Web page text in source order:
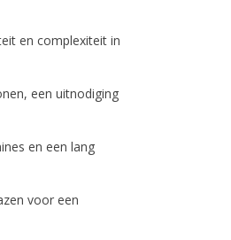
en complexiteit in
een uitnodiging
en een lang
voor een